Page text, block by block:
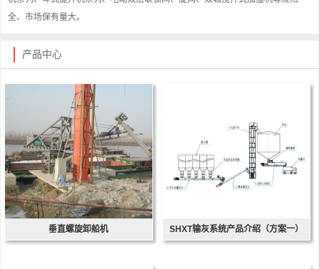
全、市场保有量大。
产品中心
垂直螺旋卸船机 SHXT输灰系统产品介绍（方案一）